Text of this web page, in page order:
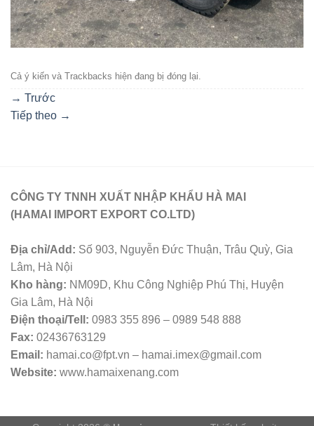
Cả ý kiến ​​và Trackbacks hiện đang bị đóng lại.
→ Trước
Tiếp theo →
CÔNG TY TNNH XUẤT NHẬP KHẨU HÀ MAI
(HAMAI IMPORT EXPORT CO.LTD)
Địa chỉ/Add: Số 903, Nguyễn Đức Thuận, Trâu Quỳ, Gia
Lâm, Hà Nội
Kho hàng: NM09D, Khu Công Nghiệp Phú Thị, Huyện
Gia Lâm, Hà Nội
Điện thoại/Tell: 0983 355 896 – 0989 548 888
Fax: 02436763129
Email: hamai.co@fpt.vn – hamai.imex@gmail.com
Website: www.hamaixenang.com